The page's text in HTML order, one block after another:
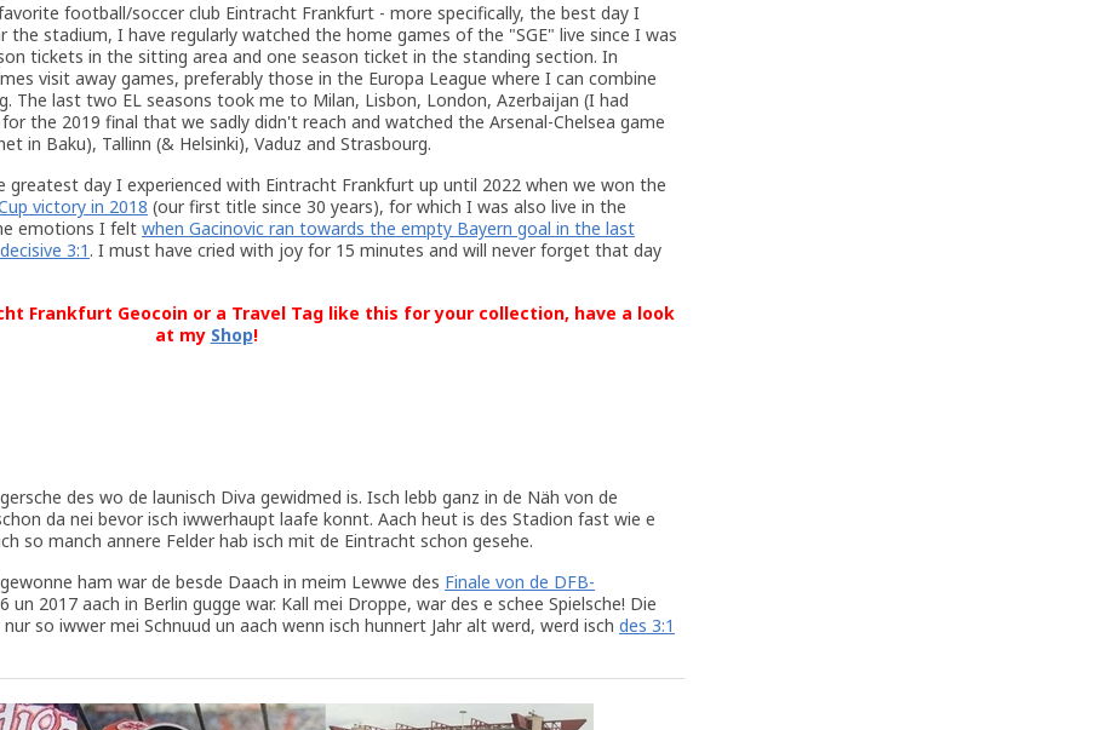
football/soccer club Eintracht Frankfurt - more specifically, the best day I
the stadium, I have regularly watched the home games of the "SGE" live since I was
tickets in the sitting area and one season ticket in the standing section. In
visit away games, preferably those in the Europa League where I can combine
The last two EL seasons took me to Milan, Lisbon, London, Azerbaijan (I had
the 2019 final that we sadly didn't reach and watched the Arsenal-Chelsea game
in Baku), Tallinn (& Helsinki), Vaduz and Strasbourg.
day I experienced with Eintracht Frankfurt up until 2022 when we won the
victory in 2018 (our first title since 30 years), for which I was also live in the
emotions I felt when Gacinovic ran towards the empty Bayern goal in the last
3:1. I must have cried with joy for 15 minutes and will never forget that day
Frankfurt Geocoin or a Travel Tag like this for your collection, have a look
at my Shop!
des wo de launisch Diva gewidmed is. Isch lebb ganz in de Näh von de
da nei bevor isch iwwerhaupt laafe konnt. Aach heut is des Stadion fast wie e
so manch annere Felder hab isch mit de Eintracht schon gesehe.
ham war de besde Daach in meim Lewwe des Finale von de DFB-
un 2017 aach in Berlin gugge war. Kall mei Droppe, war des e schee Spielsche! Die
so iwwer mei Schnuud un aach wenn isch hunnert Jahr alt werd, werd isch des 3:1